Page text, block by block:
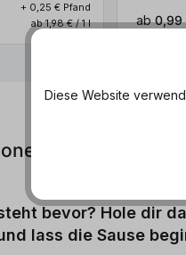
+ 0,25 € Pfand
ab 1,98 € / 1 l
ab0,99
bevor? Hole dir
lass die Sause
Diese Website